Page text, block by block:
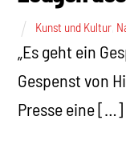
Kunst und Kultur
„Es geht ein
Gespenst von
Presse eine […]